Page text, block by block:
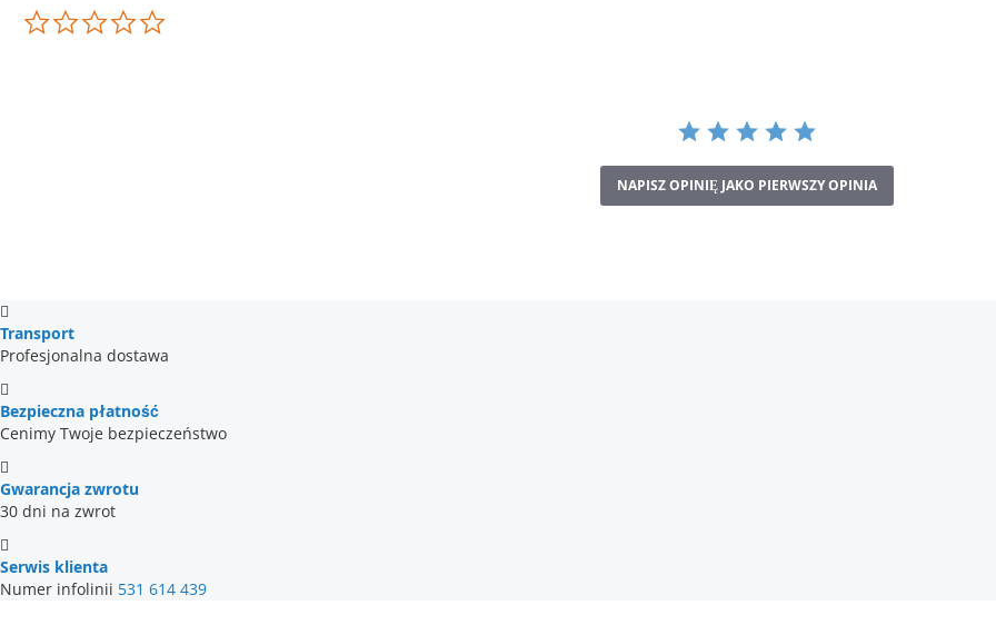
NAPISZ OPINIĘ JAKO PIERWSZY OPINIA
Transport
Profesjonalna dostawa
Bezpieczna płatność
Cenimy Twoje bezpieczeństwo
Gwarancja zwrotu
30 dni na zwrot
Serwis klienta
Numer infolinii 531 614 439